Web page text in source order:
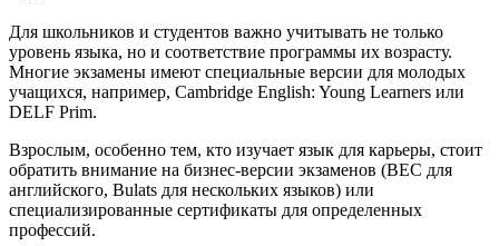
Для школьников и студентов важно учитывать не только
уровень языка, но и соответствие программы их возрасту.
Многие экзамены имеют специальные версии для молодых
учащихся, например, Cambridge English: Young Learners или
DELF Prim.
Взрослым, особенно тем, кто изучает язык для карьеры, стоит
обратить внимание на бизнес-версии экзаменов (BEC для
английского, Bulats для нескольких языков) или
специализированные сертификаты для определенных
профессий.